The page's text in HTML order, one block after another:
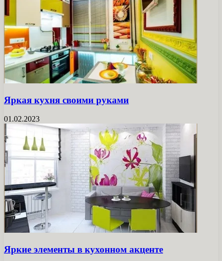
Яркая кухня своими руками
01.02.2023
Яркие элементы в кухонном акценте